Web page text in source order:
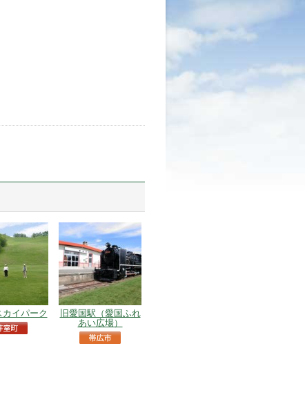
カイパーク
旧愛国駅（愛国ふれ
あい広場）